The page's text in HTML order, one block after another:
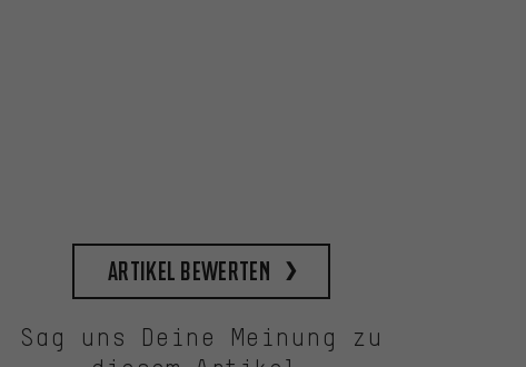
Artikel bewerten
Sag uns Deine Meinung zu